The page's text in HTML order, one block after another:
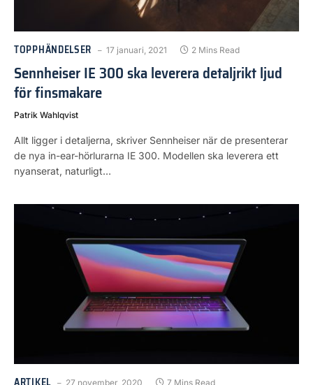
TOPPHÄNDELSER 17 januari, 2021 2 Mins Read
Sennheiser IE 300 ska leverera detaljrikt ljud
för finsmakare
Patrik Wahlqvist
Allt ligger i detaljerna, skriver Sennheiser när de presenterar
de nya in-ear-hörlurarna IE 300. Modellen ska leverera ett
nyanserat, naturligt…
27 november, 2020 7 Mins Read